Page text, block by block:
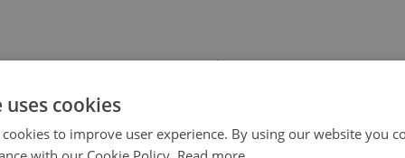
your region/language
cookies
to improve user experience. By using our website you